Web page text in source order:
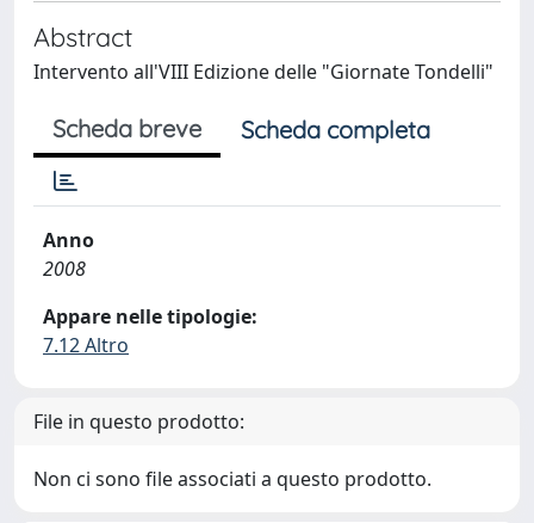
Abstract
Intervento all'VIII Edizione delle "Giornate Tondelli"
Scheda breve Scheda completa
Anno
2008
Appare nelle tipologie:
7.12 Altro
File in questo prodotto:
Non ci sono file associati a questo prodotto.